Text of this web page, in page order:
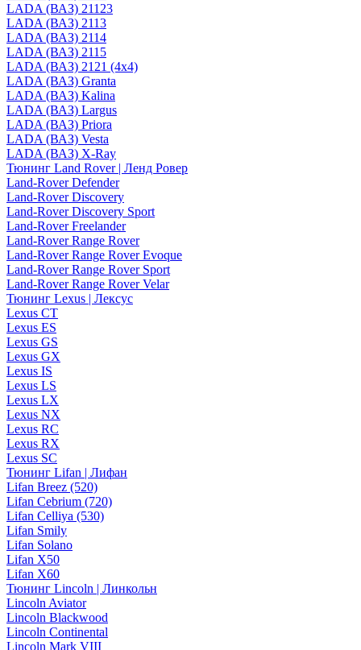
LADA (ВАЗ) 21123
LADA (ВАЗ) 2113
LADA (ВАЗ) 2114
LADA (ВАЗ) 2115
LADA (ВАЗ) 2121 (4x4)
LADA (ВАЗ) Granta
LADA (ВАЗ) Kalina
LADA (ВАЗ) Largus
LADA (ВАЗ) Priora
LADA (ВАЗ) Vesta
LADA (ВАЗ) X-Ray
Тюнинг Land Rover | Ленд Ровер
Land-Rover Defender
Land-Rover Discovery
Land-Rover Discovery Sport
Land-Rover Freelander
Land-Rover Range Rover
Land-Rover Range Rover Evoque
Land-Rover Range Rover Sport
Land-Rover Range Rover Velar
Тюнинг Lexus | Лексус
Lexus CT
Lexus ES
Lexus GS
Lexus GX
Lexus IS
Lexus LS
Lexus LX
Lexus NX
Lexus RC
Lexus RX
Lexus SC
Тюнинг Lifan | Лифан
Lifan Breez (520)
Lifan Cebrium (720)
Lifan Celliya (530)
Lifan Smily
Lifan Solano
Lifan X50
Lifan X60
Тюнинг Lincoln | Линкольн
Lincoln Aviator
Lincoln Blackwood
Lincoln Continental
Lincoln Mark VIII